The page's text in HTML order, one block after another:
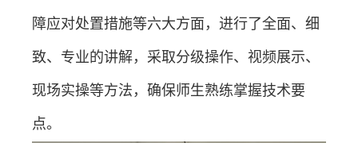
障应对处置措施等六大方面，进行了全面、细
致、专业的讲解，采取分级操作、 视频展示、
现场实操等方法，确保师生熟练掌握技术要
点。